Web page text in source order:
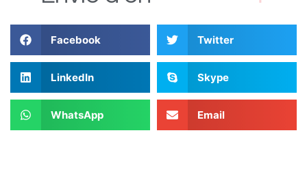
Facebook Twitter
LinkedIn Skype
WhatsApp Email